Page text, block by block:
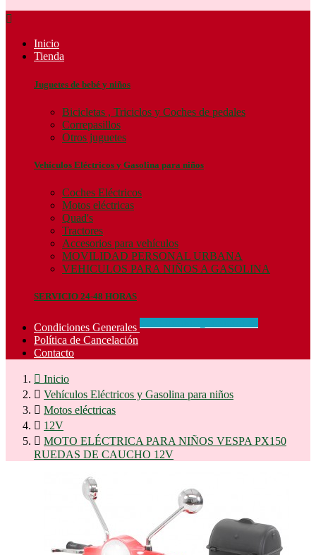

Inicio
Tienda
Juguetes de bebé y niños
Bicicletas , Triciclos y Coches de pedales
Correpasillos
Otros juguetes
Vehículos Eléctricos y Gasolina para niños
Coches Eléctricos
Motos eléctricas
Quad's
Tractores
Accesorios para vehículos
MOVILIDAD PERSONAL URBANA
VEHICULOS PARA NIÑOS A GASOLINA
SERVICIO 24-48 HORAS
Condiciones Generales
Política de Cancelación
Contacto
 Inicio
 Vehículos Eléctricos y Gasolina para niños
 Motos eléctricas
 12V
 MOTO ELÉCTRICA PARA NIÑOS VESPA PX150
RUEDAS DE CAUCHO 12V